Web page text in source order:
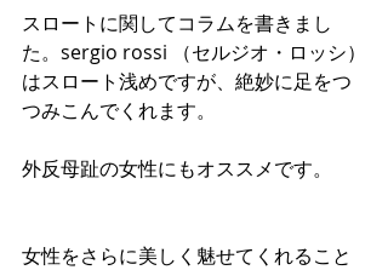
スロートに関してコラムを書きまし
た。sergio rossi （セルジオ・ロッシ）
はスロート浅めですが、絶妙に足をつ
つみこんでくれます。
外反母趾の女性にもオススメです。
女性をさらに美しく魅せてくれること